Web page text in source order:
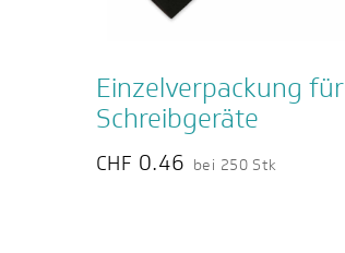
Einzelverpackung für
Schreibgeräte
CHF 0.46 bei 250 Stk